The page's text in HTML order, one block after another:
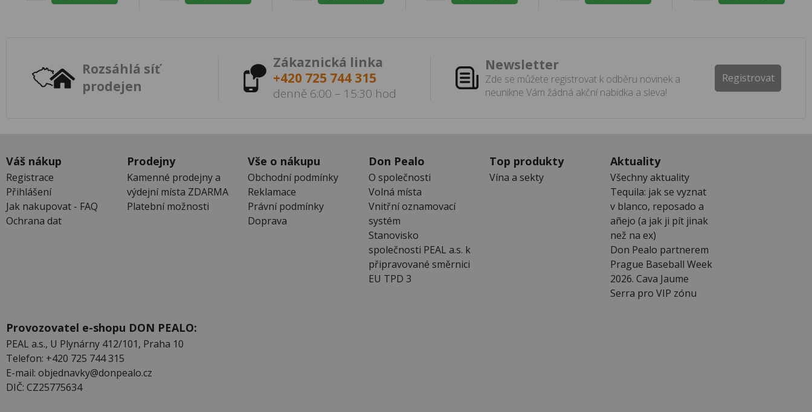
Rozsáhlá síť
prodejen
Zákaznická linka
+420 725 744 315
denně 6:00 – 15:30 hod
Newsletter
Zde se můžete registrovat k odběru novinek a
neunikne Vám žádná akční nabídka a sleva!
Registrovat
Váš nákup
Registrace
Přihlášení
Jak nakupovat - FAQ
Ochrana dat
Prodejny
Kamenné prodejny a
výdejní místa ZDARMA
Platební možnosti
Vše o nákupu
Obchodní podmínky
Reklamace
Právní podmínky
Doprava
Don Pealo
O společnosti
Volná místa
Vnitřní oznamovací
systém
Stanovisko
společnosti PEAL a.s. k
připravované směrnici
EU TPD 3
Top produkty
Vína a sekty
Aktuality
Všechny aktuality
Tequila: jak se vyznat
v blanco, reposado a
añejo (a jak ji pít jinak
než na ex)
Don Pealo partnerem
Prague Baseball Week
2026. Cava Jaume
Serra pro VIP zónu
Provozovatel e-shopu DON PEALO:
PEAL a.s., U Plynárny 412/101, Praha 10
Telefon: +420 725 744 315
E-mail: objednavky@donpealo.cz
DIČ: CZ25775634